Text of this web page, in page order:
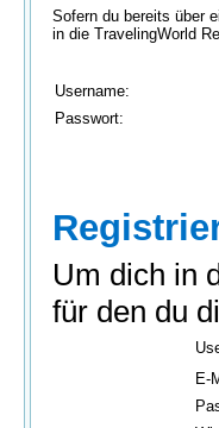
Sofern du bereits über
in die TravelingWorld
Username:
Passwort:
Um dich in
für den du
E-